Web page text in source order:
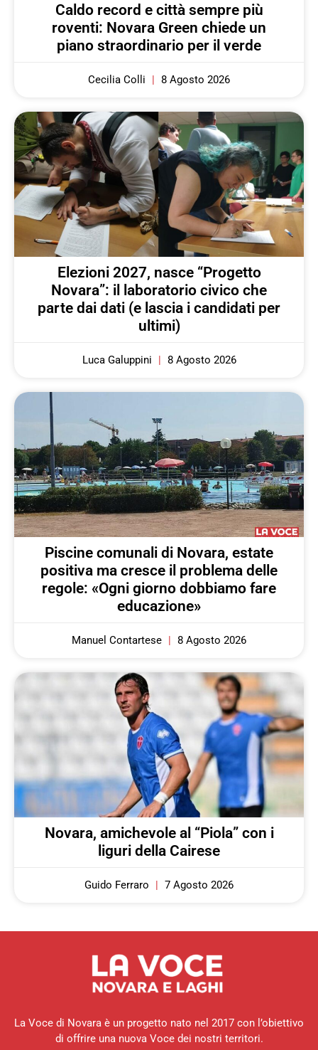
Caldo record e città sempre più
roventi: Novara Green chiede un
piano straordinario per il verde
Cecilia Colli 8 Agosto 2026
Elezioni 2027, nasce “Progetto
Novara”: il laboratorio civico che
parte dai dati (e lascia i candidati per
ultimi)
Luca Galuppini 8 Agosto 2026
Piscine comunali di Novara, estate
positiva ma cresce il problema delle
regole: «Ogni giorno dobbiamo fare
educazione»
Manuel Contartese 8 Agosto 2026
Novara, amichevole al “Piola” con i
liguri della Cairese
Guido Ferraro 7 Agosto 2026
La Voce di Novara è un progetto nato nel 2017 con l’obiettivo
di offrire una nuova Voce dei nostri territori.